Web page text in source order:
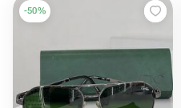
-50%